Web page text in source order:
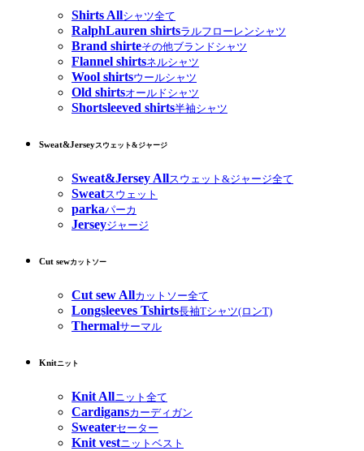
Shirts Allシャツ全て
RalphLauren shirtsラルフローレンシャツ
Brand shirteその他ブランドシャツ
Flannel shirtsネルシャツ
Wool shirtsウールシャツ
Old shirtsオールドシャツ
Shortsleeved shirts半袖シャツ
Sweat&Jerseyスウェット&ジャージ
Sweat&Jersey Allスウェット&ジャージ全て
Sweatスウェット
parkaパーカ
Jerseyジャージ
Cut sewカットソー
Cut sew Allカットソー全て
Longsleeves Tshirts長袖Tシャツ(ロンT)
Thermalサーマル
Knitニット
Knit Allニット全て
Cardigansカーディガン
Sweaterセーター
Knit vestニットベスト